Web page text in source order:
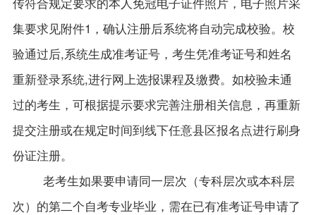
集要求见附件1，确认注册后系统将自动完成校验。校
验通过后,系统生成准考证号，考生凭准考证号和姓名
重新登录系统,进行网上选报课程及缴费。如校验未通
过的考生，可根据提示要求完善注册相关信息，再重新
提交注册或在规定时间到线下任意县区报名点进行刷身
份证注册。
老考生如果要申请同一层次（专科层次或本科层
次）的第二个自考专业毕业，需在已有准考证号申请了